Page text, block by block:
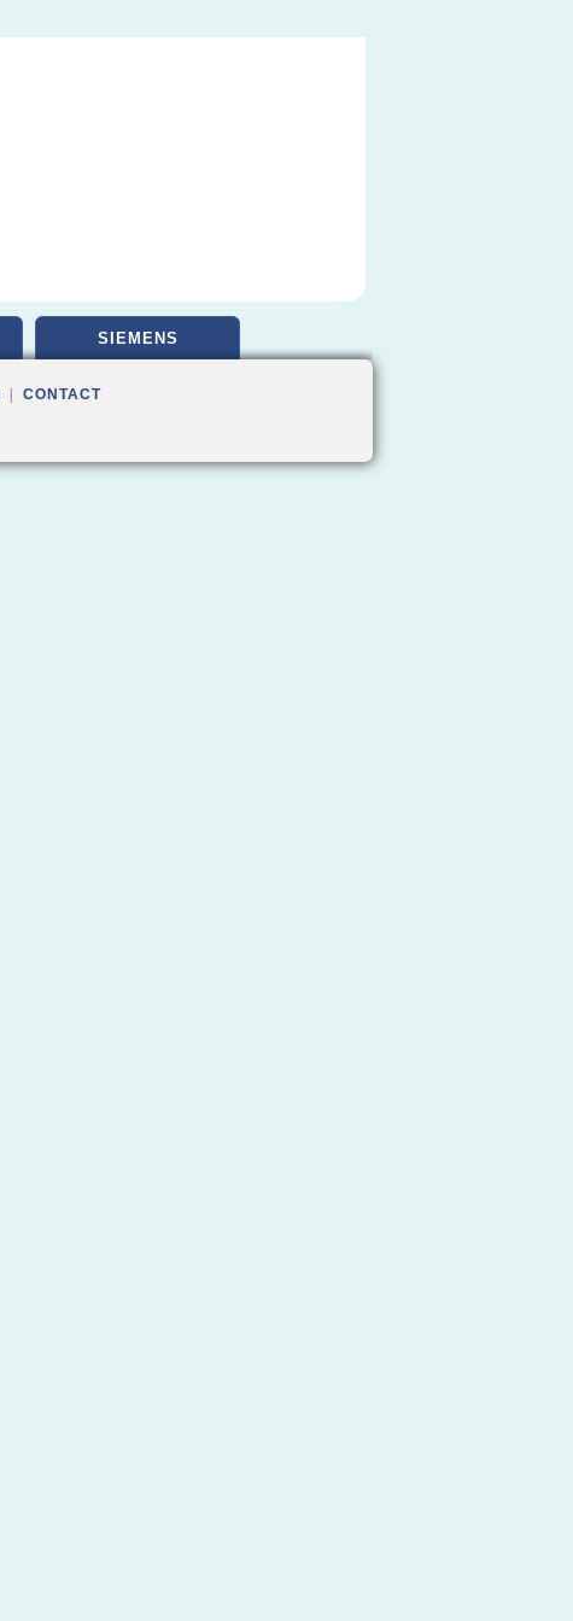
SIEMENS
CONTACT